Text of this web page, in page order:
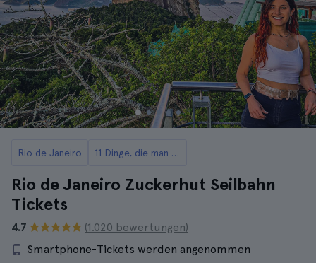
Rio de Janeiro 11 Dinge, die man in Rio de Janeiro tun kann
Rio de Janeiro Zuckerhut Seilbahn
Tickets
4.7
(1.020 bewertungen)
Smartphone-Tickets werden angenommen